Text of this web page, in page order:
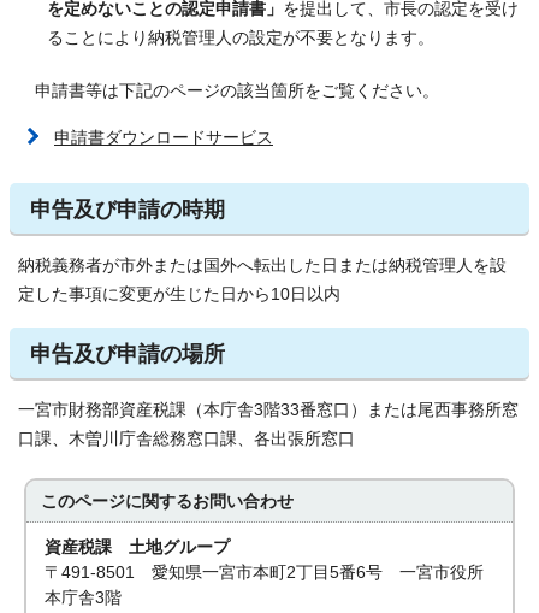
を定めないことの認定申請書」 を提出して、市長の認定を受け
ることにより納税管理人の設定が不要となります。
申請書等は下記のページの該当箇所をご覧ください。
申請書ダウンロードサービス
申告及び申請の時期
納税義務者が市外または国外へ転出した日または納税管理人を設
定した事項に変更が生じた日から10日以内
申告及び申請の場所
一宮市財務部資産税課（本庁舎3階33番窓口）または尾西事務所窓
口課、木曽川庁舎総務窓口課、各出張所窓口
このページに関するお問い合わせ
資産税課 土地グループ
〒491-8501 愛知県一宮市本町2丁目5番6号 一宮市役所
本庁舎3階